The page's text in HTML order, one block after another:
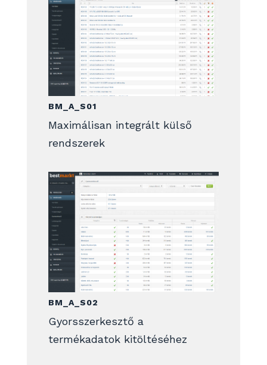
BM_A_S01
Maximálisan integrált külső
rendszerek
BM_A_S02
Gyorsszerkesztő a
termékadatok kitöltéséhez